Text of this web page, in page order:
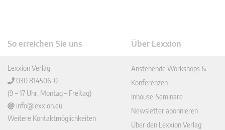
So erreichen Sie uns
Lexxion Verlag
030 814506-0
(9 – 17 Uhr, Montag – Freitag)
info@lexxion.eu
Weitere Kontaktmöglichkeiten
Über Lexxion
Anstehende Workshops &
Konferenzen
Inhouse-Seminare
Newsletter abonnieren
Über den Lexxion Verlag